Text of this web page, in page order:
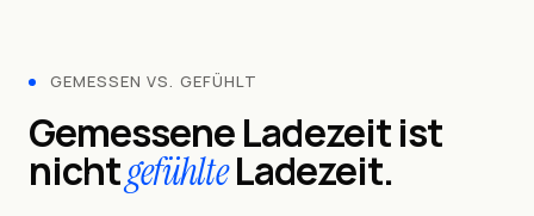
GEMESSEN VS. GEFÜHLT
Gemessene Ladezeit ist
nichtgefühlteLadezeit.